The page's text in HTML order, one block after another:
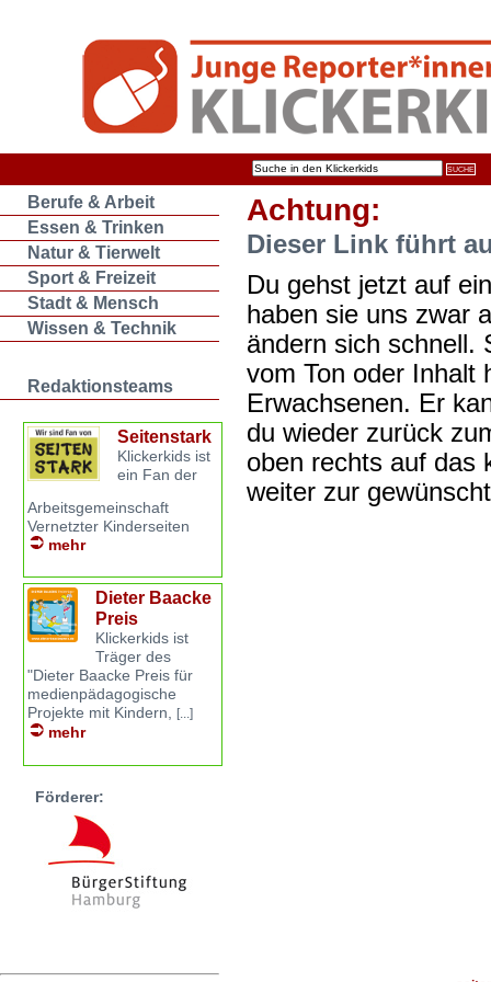
Berufe & Arbeit
Essen & Trinken
Natur & Tierwelt
Sport & Freizeit
Stadt & Mensch
Wissen & Technik
Redaktionsteams
Seitenstark
Klickerkids ist
ein Fan der
Arbeitsgemeinschaft
Vernetzter Kinderseiten
mehr
Dieter Baacke
Preis
Klickerkids ist
Träger des
"Dieter Baacke Preis für
medienpädagogische
Projekte mit Kindern, [...]
mehr
Förderer:
Achtung:
Dieser Link führt
Du gehst jetzt auf
haben sie uns zwar
ändern sich schnell.
vom Ton oder Inhalt
Erwachsenen. Er
du wieder zurück
oben rechts auf das
weiter zur